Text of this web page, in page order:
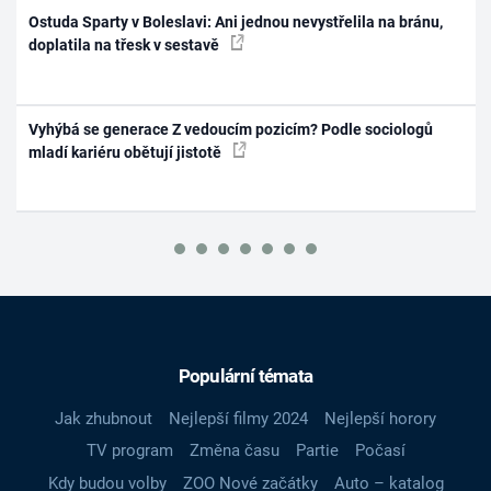
Ostuda Sparty v Boleslavi: Ani jednou nevystřelila na bránu,
doplatila na třesk v sestavě
Vyhýbá se generace Z vedoucím pozicím? Podle sociologů
mladí kariéru obětují jistotě
Populární témata
Jak zhubnout Nejlepší filmy 2024
Nejlepší horory
TV program
Změna času Partie
Počasí
Kdy budou volby
ZOO Nové začátky Auto – katalog